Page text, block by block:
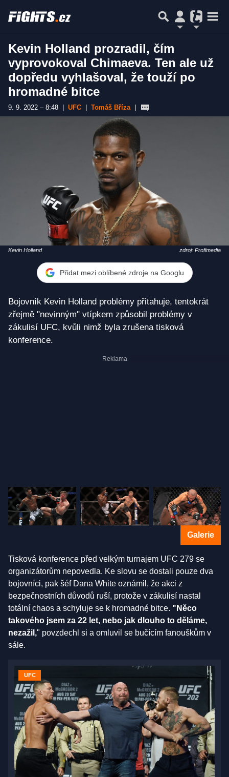
Kevin Holland prozradil, čím
vyprovokoval Chimaeva. Ten ale už
dopředu vyhlašoval, že touží po
hromadné bitce
9. 9. 2022 – 8:48 UFC Tomáš Bříza
Kevin Holland zdroj: Profimedia
Přidat mezi oblíbené zdroje na Googlu
Bojovník Kevin Holland problémy přitahuje, tentokrát
zřejmě "nevinným" vtípkem způsobil problémy v
zákulisí UFC, kvůli nimž byla zrušena tisková
konference.
Galerie
Tisková konference před velkým turnajem UFC 279 se
organizátorům nepovedla. Ke slovu se dostali pouze dva
bojovníci, pak šéf Dana White oznámil, že akci z
bezpečnostních důvodů ruší, protože v zákulisí nastal
totální chaos a schyluje se k hromadné bitce. "Něco
takového jsem za 22 let, nebo jak dlouho to děláme,
nezažil," povzdechl si a omluvil se bučícím fanouškům v
sále.
UFC